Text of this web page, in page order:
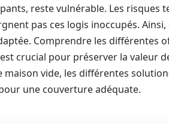
reste vulnérable. Les risques
pas ces logis inoccupés.
Comprendre les différentes
crucial pour préserver la valeur
maison vide, les différentes
une couverture adéquate.